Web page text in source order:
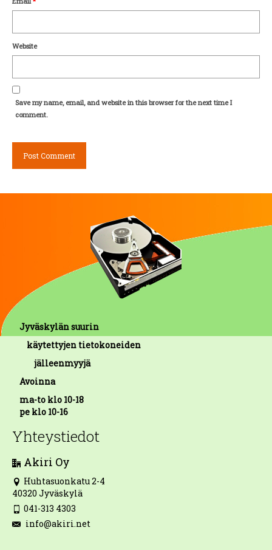
Website
Save my name, email, and website in this browser for the next time I
comment.
Jyväskylän suurin
käytettyjen tietokoneiden
jälleenmyyjä
Avoinna
ma-to klo 10-18
pe klo 10-16
Yhteystiedot
Akiri Oy
Huhtasuonkatu 2-4
40320 Jyväskylä
041-313 4303
info@akiri.net